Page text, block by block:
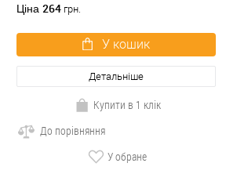
Ціна 264 грн.
У кошик
Детальніше
Купити в 1 клік
До порівняння
У обране